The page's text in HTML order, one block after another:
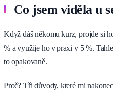
Co jsem viděla u
Když dáš někomu kurz, projde si
% a využije ho v praxi v 5 %.
to opakovaně.
Proč? Tři důvody, které mi